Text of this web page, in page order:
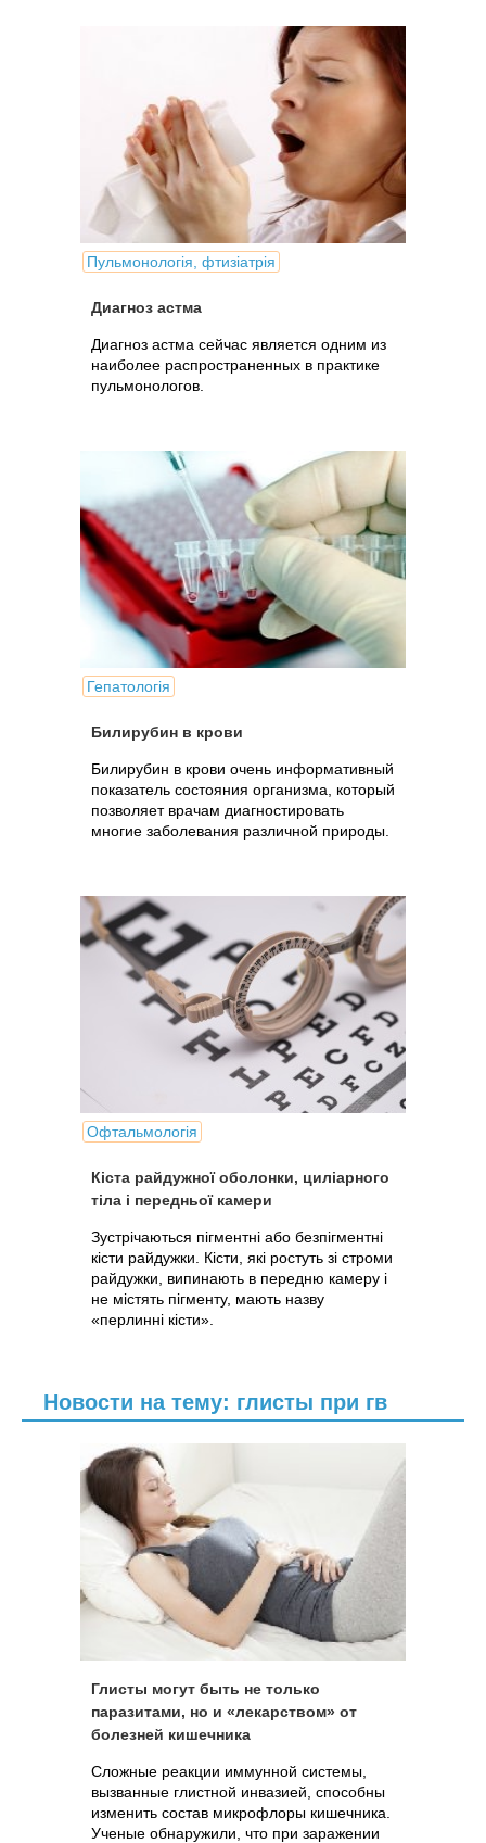
Пульмонологія, фтизіатрія
Диагноз астма
Диагноз астма сейчас является одним из
наиболее распространенных в практике
пульмонологов.
Гепатологія
Билирубин в крови
Билирубин в крови очень информативный
показатель состояния организма, который
позволяет врачам диагностировать
многие заболевания различной природы.
Офтальмологія
Кіста райдужної оболонки, циліарного
тіла і передньої камери
Зустрічаються пігментні або безпігментні
кісти райдужки. Кісти, які ростуть зі строми
райдужки, випинають в передню камеру і
не містять пігменту, мають назву
«перлинні кісти».
Новости на тему: глисты при гв
Глисты могут быть не только
паразитами, но и «лекарством» от
болезней кишечника
Сложные реакции иммунной системы,
вызванные глистной инвазией, способны
изменить состав микрофлоры кишечника.
Ученые обнаружили, что при заражении